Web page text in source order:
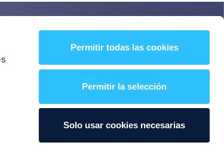
Permitir todas las cookies
Permitir la selección
Solo usar cookies necesarias
más